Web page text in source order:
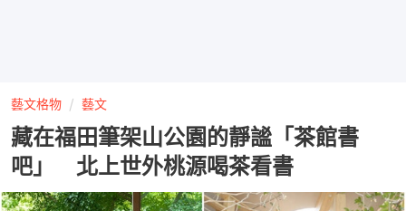
藝文格物 藝文
藏在福田筆架山公園的靜謐「茶館書
吧」 北上世外桃源喝茶看書